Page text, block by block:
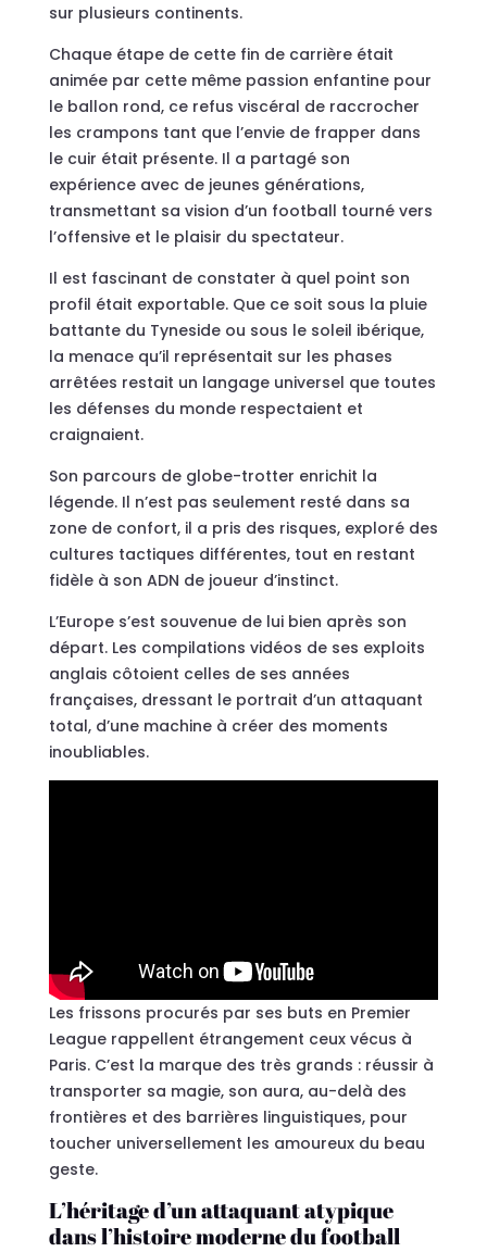
sur plusieurs continents.
Chaque étape de cette fin de carrière était
animée par cette même passion enfantine pour
le ballon rond, ce refus viscéral de raccrocher
les crampons tant que l’envie de frapper dans
le cuir était présente. Il a partagé son
expérience avec de jeunes générations,
transmettant sa vision d’un football tourné vers
l’offensive et le plaisir du spectateur.
Il est fascinant de constater à quel point son
profil était exportable. Que ce soit sous la pluie
battante du Tyneside ou sous le soleil ibérique,
la menace qu’il représentait sur les phases
arrêtées restait un langage universel que toutes
les défenses du monde respectaient et
craignaient.
Son parcours de globe-trotter enrichit la
légende. Il n’est pas seulement resté dans sa
zone de confort, il a pris des risques, exploré des
cultures tactiques différentes, tout en restant
fidèle à son ADN de joueur d’instinct.
L’Europe s’est souvenue de lui bien après son
départ. Les compilations vidéos de ses exploits
anglais côtoient celles de ses années
françaises, dressant le portrait d’un attaquant
total, d’une machine à créer des moments
inoubliables.
Les frissons procurés par ses buts en Premier
League rappellent étrangement ceux vécus à
Paris. C’est la marque des très grands : réussir à
transporter sa magie, son aura, au-delà des
frontières et des barrières linguistiques, pour
toucher universellement les amoureux du beau
geste.
L’héritage d’un attaquant atypique
dans l’histoire moderne du football